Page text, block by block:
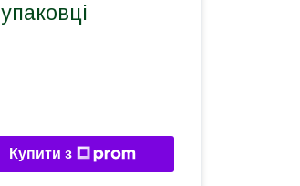
Купити з